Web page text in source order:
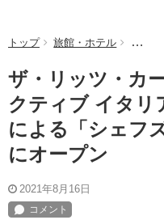
トップ 旅館・ホテル ザ・
ザ・リッツ・カ
クティブ イタリ
による「シェフ
にオープン
2021年8月16日